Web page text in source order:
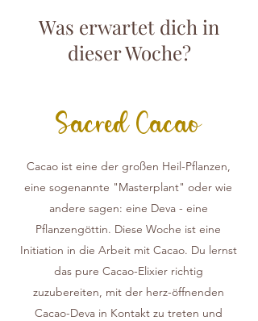
Was erwartet dich in
dieser Woche?
Sacred Cacao
Cacao ist eine der großen Heil-Pflanzen,
eine sogenannte "Masterplant" oder wie
andere sagen: eine Deva - eine
Pflanzengöttin. Diese Woche ist eine
Initiation in die Arbeit mit Cacao. Du lernst
das pure Cacao-Elixier richtig
zuzubereiten, mit der herz-öffnenden
Cacao-Deva in Kontakt zu treten und